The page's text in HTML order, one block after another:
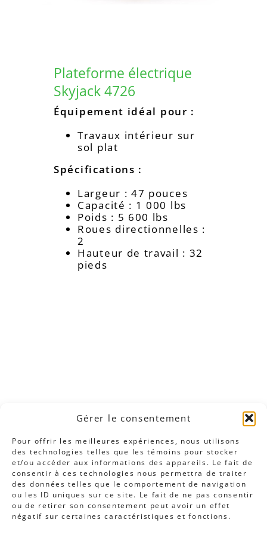
Gérer le consentement
Pour offrir les meilleures expériences, nous utilisons
des technologies telles que les témoins pour stocker
et/ou accéder aux informations des appareils. Le fait de
consentir à ces technologies nous permettra de traiter
des données telles que le comportement de navigation
ou les ID uniques sur ce site. Le fait de ne pas consentir
ou de retirer son consentement peut avoir un effet
négatif sur certaines caractéristiques et fonctions.
Plateforme électrique
Skyjack 4726
Équipement idéal pour :
Travaux intérieur sur
sol plat
Spécifications :
Largeur : 47 pouces
Capacité : 1 000 lbs
Poids : 5 600 lbs
Roues directionnelles :
2
Hauteur de travail : 32
pieds
Cliquez pour accepter les témoins